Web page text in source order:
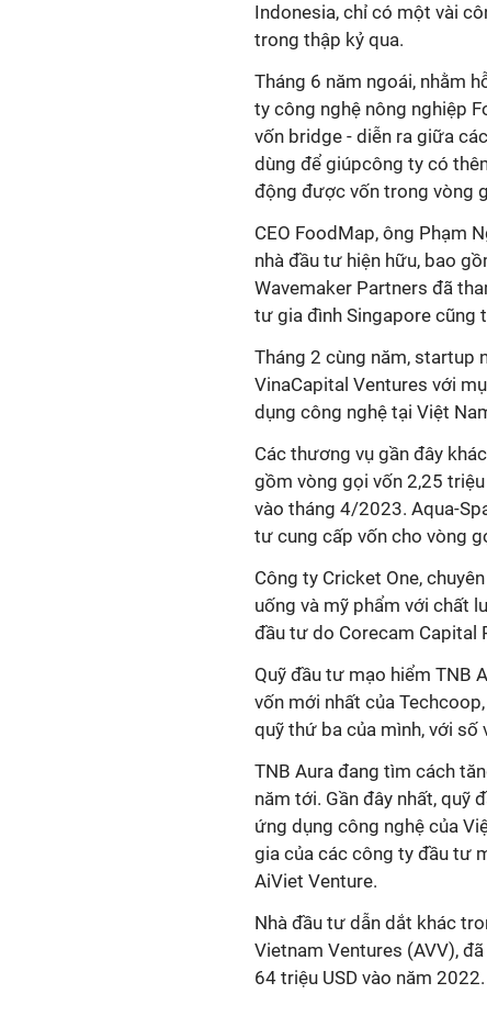
Indonesia, chỉ có một vài
trong thập kỷ qua.
Tháng 6 năm ngoái, nhằm
ty công nghệ nông nghiệp
vốn bridge - diễn ra giữa
dùng để giúpcông ty có
động được vốn trong vòng
CEO FoodMap, ông Phạm
nhà đầu tư hiện hữu, bao
Wavemaker Partners đã
tư gia đình Singapore cũng
Tháng 2 cùng năm, startup
VinaCapital Ventures với
dụng công nghệ tại Việt
Các thương vụ gần đây
gồm vòng gọi vốn 2,25
vào tháng 4/2023. Aqua-
tư cung cấp vốn cho vòng
Công ty Cricket One,
uống và mỹ phẩm với chất
đầu tư do Corecam Capital
Quỹ đầu tư mạo hiểm TNB
vốn mới nhất của
quỹ thứ ba của mình, với
TNB Aura đang tìm cách
năm tới. Gần đây nhất, quỹ
ứng dụng công nghệ của
gia của các công ty đầu tư
AiViet Venture.
Nhà đầu tư dẫn dắt khác
Vietnam Ventures (AVV),
64 triệu USD vào năm 2022.